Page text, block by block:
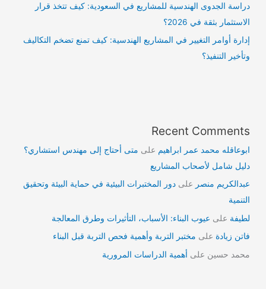
دراسة الجدوى الهندسية للمشاريع في السعودية: كيف تتخذ قرار
الاستثمار بثقة في 2026؟
إدارة أوامر التغيير في المشاريع الهندسية: كيف تمنع تضخم التكاليف
وتأخير التنفيذ؟
Recent Comments
ابوعاقله محمد عمر ابراهيم على متى أحتاج إلى مهندس استشاري؟
دليل شامل لأصحاب المشاريع
عبدالكريم منصر علىدور المختبرات البيئية في حماية البيئة وتحقيق
التنمية
لطيفة على عيوب البناء: الأسباب، التأثيرات وطرق المعالجة
فاتن زيادة على مختبر التربة وأهمية فحص التربة قبل البناء
محمد حسين على أهمية الدراسات المرورية